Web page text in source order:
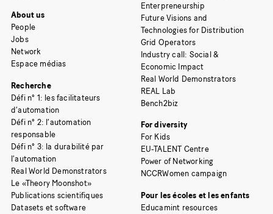
About us
People
Jobs
Network
Espace médias
Recherche
Défi n° 1: les facilitateurs
d’automation
Défi n° 2: l’automation
responsable
Défi n° 3: la durabilité par
l’automation
Real World Demonstrators
Le «Theory Moonshot»
Publications scientifiques
Datasets et software
Enterpreneurship
Future Visions and
Technologies for Distribution
Grid Operators
Industry call: Social &
Economic Impact
Real World Demonstrators
REAL Lab
Bench2biz
For diversity
For Kids
EU-TALENT Centre
Power of Networking
NCCRWomen campaign
Pour les écoles et les enfants
Educamint resources